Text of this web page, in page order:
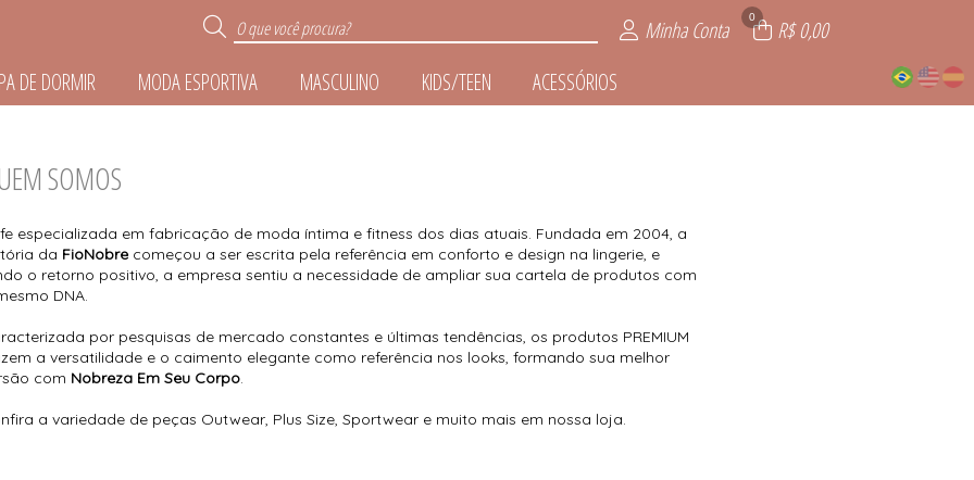
Minha Conta 0
R$ 0,00
DE DORMIR MODA ESPORTIVA MASCULINO KIDS/TEEN ACESSÓRIOS
SOMOS
especializada em fabricação de moda íntima e fitness dos dias atuais. Fundada em 2004, a
da FioNobre começou a ser escrita pela referência em conforto e design na lingerie, e
o retorno positivo, a empresa sentiu a necessidade de ampliar sua cartela de produtos com
DNA.
por pesquisas de mercado constantes e últimas tendências, os produtos PREMIUM
a versatilidade e o caimento elegante como referência nos looks, formando sua melhor
com Nobreza Em Seu Corpo.
a variedade de peças Outwear, Plus Size, Sportwear e muito mais em nossa loja.